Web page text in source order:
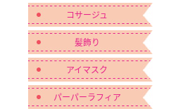
コサージュ
髪飾り
アイマスク
パーパーラフィア